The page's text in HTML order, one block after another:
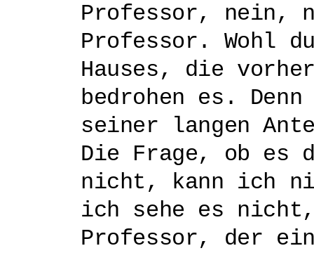
Professor, nein,
Professor. Wohl
Hauses, die
bedrohen es.
seiner langen
Die Frage, ob es
nicht, kann ich
ich sehe es
Professor, der